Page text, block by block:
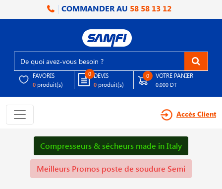
COMMANDER AU 58 58 13 12
FAVORIS
0 produit(s)
0 DEVIS
0 produit(s)
0 VOTRE PANIER
0.000 DT
Accès Client
Compresseurs & sécheurs made in Italy
Meilleurs Promos poste de soudure Semi